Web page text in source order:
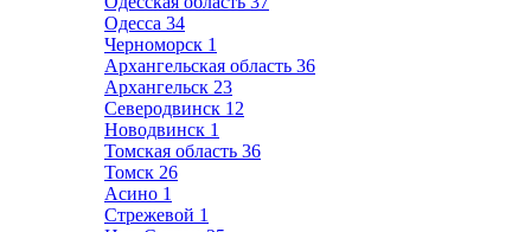
Одесса 34
Черноморск 1
Архангельская область 36
Архангельск 23
Северодвинск 12
Новодвинск 1
Томская область 36
Томск 26
Асино 1
Стрежевой 1